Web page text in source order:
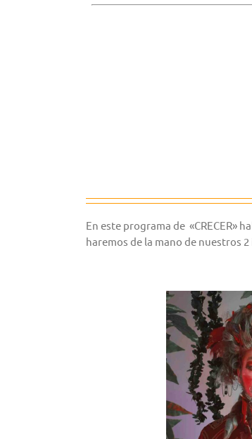
En este programa de «CRECER»
haremos de la mano de nuestros